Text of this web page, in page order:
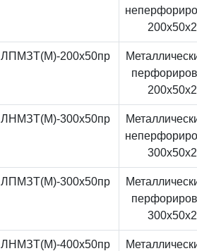
ЛПМЗТ(М)-200x50пр
ЛНМЗТ(М)-300x50пр
ЛПМЗТ(М)-300x50пр
ЛНМЗТ(М)-400x50пр